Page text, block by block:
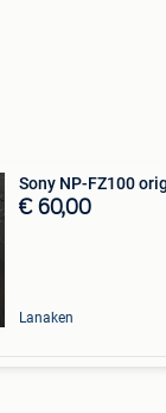
Sony NP-FZ100
€ 60,00
Lanaken